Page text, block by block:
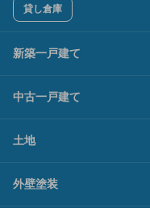
貸し倉庫
新築一戸建て
中古一戸建て
土地
外壁塗装